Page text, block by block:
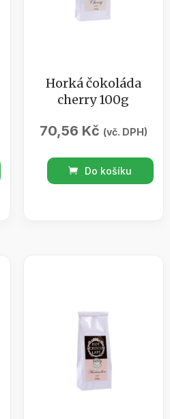
Horká čokoláda
cherry 100g
70,56 Kč (vč. DPH)
Horká
čokoláda
Do košíku